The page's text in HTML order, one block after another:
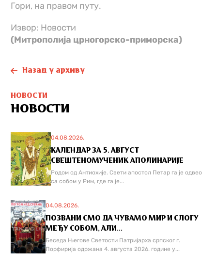
Гори, на правом путу.
Извор: Новости
(Митрополија црногорско-приморска)
Назад у архиву
НОВОСТИ
НОВОСТИ
04.08.2026.
КАЛЕНДАР ЗА 5. АВГУСТ
СВЕШТЕНОМУЧЕНИК АПОЛИНАРИЈЕ
Родом од Антиохије. Свети апостол Петар га је одвео
са собом у Рим, где га је...
04.08.2026.
ПОЗВАНИ СМО ДА ЧУВАМО МИР И СЛОГУ
МЕЂУ СОБОМ, АЛИ...
Беседа Његове Светости Патријарха српског г.
Порфирија одржана 4. августа 2026. године у...